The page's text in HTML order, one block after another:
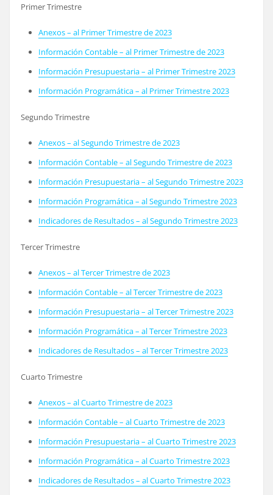
Primer Trimestre
Anexos – al Primer Trimestre de 2023
Información Contable – al Primer Trimestre de 2023
Información Presupuestaria – al Primer Trimestre 2023
Información Programática – al Primer Trimestre 2023
Segundo Trimestre
Anexos – al Segundo Trimestre de 2023
Información Contable – al Segundo Trimestre de 2023
Información Presupuestaria – al Segundo Trimestre 2023
Información Programática – al Segundo Trimestre 2023
Indicadores de Resultados – al Segundo Trimestre 2023
Tercer Trimestre
Anexos – al Tercer Trimestre de 2023
Información Contable – al Tercer Trimestre de 2023
Información Presupuestaria – al Tercer Trimestre 2023
Información Programática – al Tercer Trimestre 2023
Indicadores de Resultados – al Tercer Trimestre 2023
Cuarto Trimestre
Anexos – al Cuarto Trimestre de 2023
Información Contable – al Cuarto Trimestre de 2023
Información Presupuestaria – al Cuarto Trimestre 2023
Información Programática – al Cuarto Trimestre 2023
Indicadores de Resultados – al Cuarto Trimestre 2023